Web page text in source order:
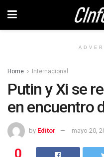
Home Internacional
Putin y Xi se
en encuentro
by Editor mayo 20,
0